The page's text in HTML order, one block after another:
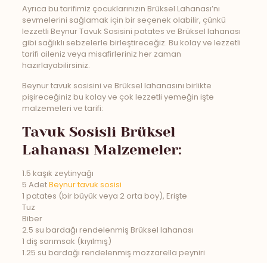
Ayrıca bu tarifimiz çocuklarınızın Brüksel Lahanası’nı
sevmelerini sağlamak için bir seçenek olabilir, çünkü
lezzetli Beynur Tavuk Sosisini patates ve Brüksel lahanası
gibi sağlıklı sebzelerle birleştireceğiz. Bu kolay ve lezzetli
tarifi aileniz veya misafirleriniz her zaman
hazırlayabilirsiniz.
Beynur tavuk sosisini ve Brüksel lahanasını birlikte
pişireceğiniz bu kolay ve çok lezzetli yemeğin işte
malzemeleri ve tarifi:
Tavuk Sosisli Brüksel
Lahanası Malzemeler:
1.5 kaşık zeytinyağı
5 AdetBeynur tavuk sosisi
1 patates (bir büyük veya 2 orta boy), Erişte
Tuz
Biber
2.5 su bardağı rendelenmiş Brüksel lahanası
1 diş sarımsak (kıyılmış)
1.25 su bardağı rendelenmiş mozzarella peyniri